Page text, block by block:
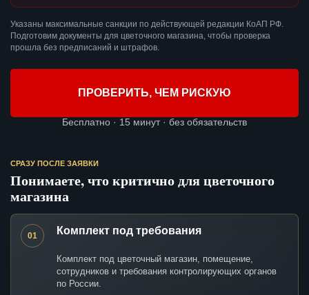
Указаны максимальные санкции по действующей редакции КоАП РФ.
Подготовим документы для цветочного магазина, чтобы проверка
прошла без предписаний и штрафов.
ПРОВЕРИТЬ, ЧЕМ РИСКУЮ
Бесплатно · 15 минут · без обязательств
СРАЗУ ПОСЛЕ ЗАЯВКИ
Понимаете, что критично для цветочного
магазина
01 Комплект под требования
Комплект под цветочный магазин, помещение,
сотрудников и требования контролирующих органов
по России.